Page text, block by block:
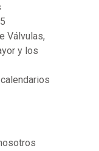
Válvulas,
y los